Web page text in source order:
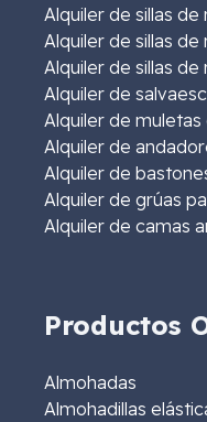
Alquiler de sillas
Alquiler de sillas
Alquiler de sillas
Alquiler de
Alquiler de muletas
Alquiler de
Alquiler de
Alquiler de grúas
Alquiler de camas
Productos
Almohadas
Almohadillas